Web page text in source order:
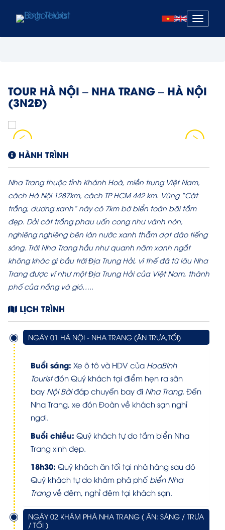
Mở
menu
TOUR HÀ NỘI – NHA TRANG – HÀ NỘI
(3N2Đ)
HÀNH TRÌNH
Nha Trang thuộc tỉnh Khánh Hoà, miền trung Việt Nam,
cách Hà Nội 1287km, cách TP HCM 442 km. Vùng “Cát
trắng, dương xanh” này có 7km bờ biển toàn bãi tắm
đẹp. Dải cát trắng phau uốn cong như vành nón,
nghiêng nghiêng bên làn nước xanh thẫm dạt dào tiếng
sóng. Trời Nha Trang hầu như quanh năm xanh ngắt
không khác gì bầu trời Ðịa Trung Hải, vì thế đã từ lâu Nha
Trang được ví như một Ðịa Trung Hải của Việt Nam, thành
phố của nắng và gió…..
LỊCH TRÌNH
NGÀY 01 HÀ NỘI - NHA TRANG (ĂN TRƯA,TỐI)
Buổi sáng: Xe ô tô và HDV của HoaBinh
Touristđón Quý khách tại điểm hẹn ra sân
bay Nội Bàiđáp chuyến bay đi Nha Trang. Đến
Nha Trang, xe đón Đoàn về khách sạn nghỉ
ngơi.
Buổi chiều: Quý khách tự do tắm biển Nha
Trang xinh đẹp.
18h30: Quý khách ăn tối tại nhà hàng sau đó
Quý khách tự do khám phá phố biển Nha
Trangvề đêm, nghỉ đêm tại khách sạn.
NGÀY 02 KHÁM PHÁ NHA TRANG ( ĂN: SÁNG / TRƯA
/ TỐI )